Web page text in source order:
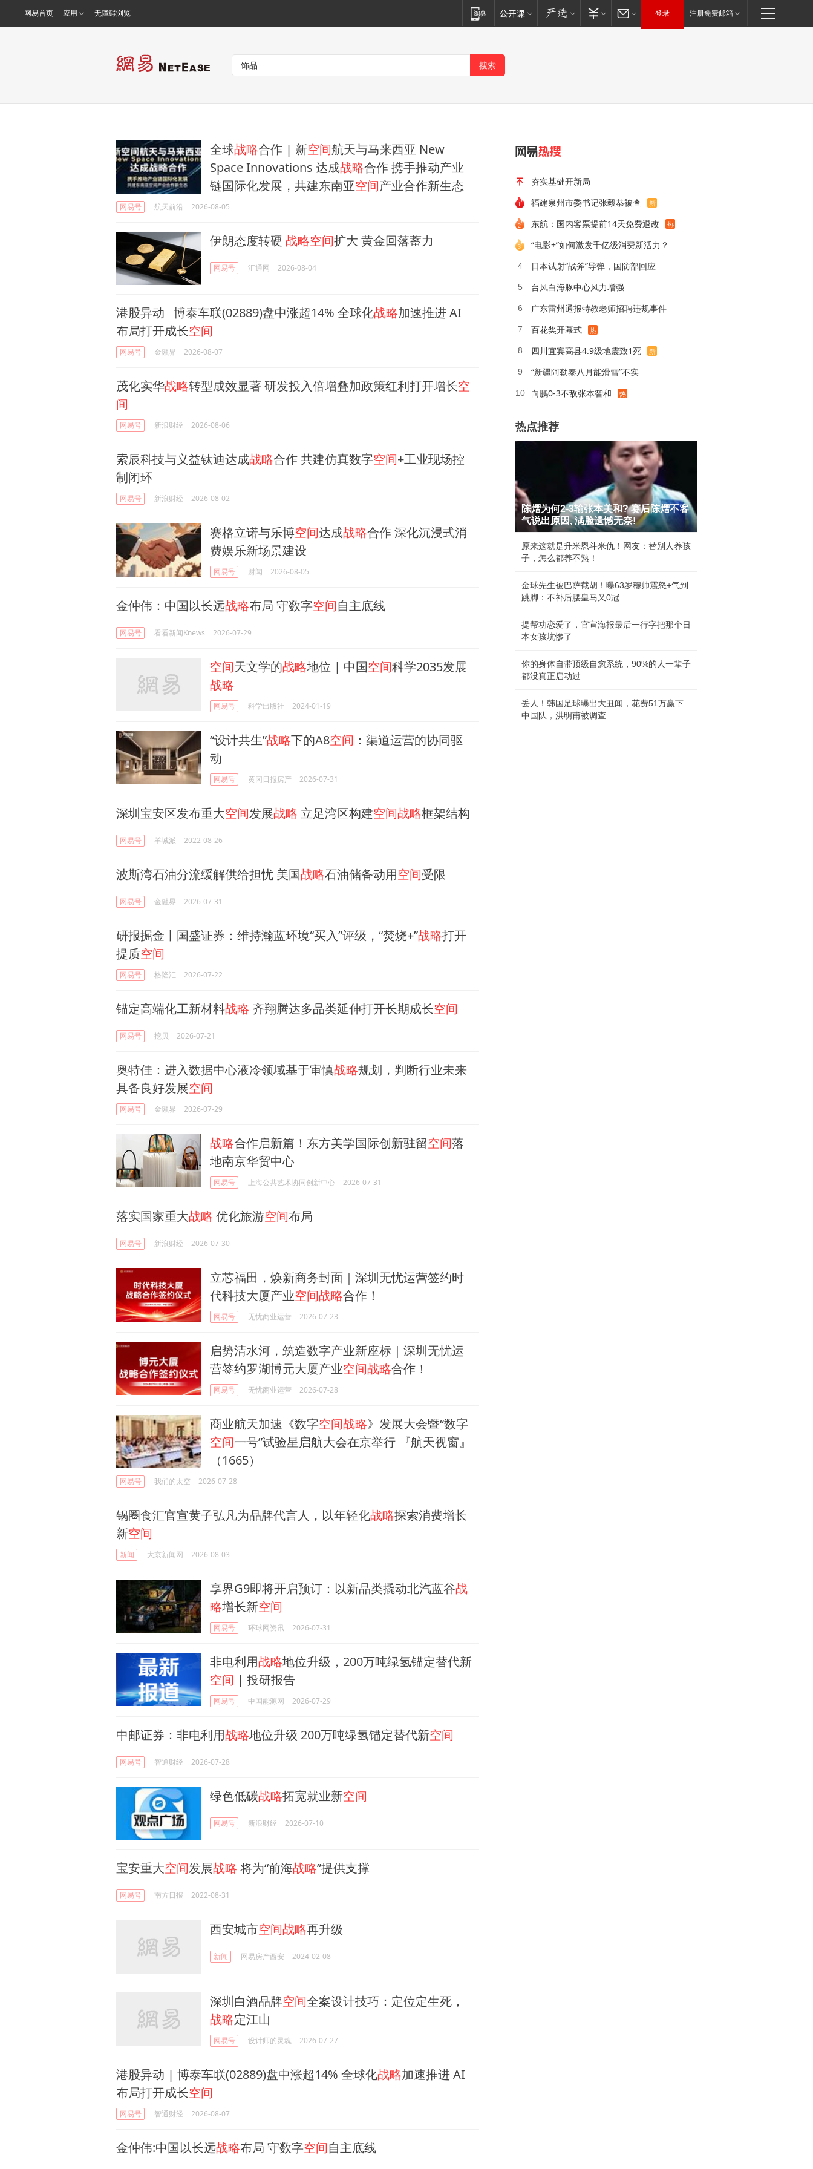
网易首页 应用 无障碍浏览 登录 注册免费邮箱
全球战略合作 | 新空间航天与马来西亚 New
Space Innovations 达成战略合作 携手推动产业
链国际化发展，共建东南亚空间产业合作新生态
网易号 航天前沿 2026-08-05
伊朗态度转硬 战略空间扩大 黄金回落蓄力
网易号 汇通网 2026-08-04
港股异动 博泰车联(02889)盘中涨超14% 全球化战略加速推进 AI
布局打开成长空间
网易号 金融界 2026-08-07
茂化实华战略转型成效显著 研发投入倍增叠加政策红利打开增长空
间
网易号 新浪财经 2026-08-06
索辰科技与义益钛迪达成战略合作 共建仿真数字空间+工业现场控
制闭环
网易号 新浪财经 2026-08-02
赛格立诺与乐博空间达成战略合作 深化沉浸式消
费娱乐新场景建设
网易号 财闻 2026-08-05
金仲伟：中国以长远战略布局 守数字空间自主底线
网易号 看看新闻Knews 2026-07-29
空间天文学的战略地位 | 中国空间科学2035发展
战略
网易号 科学出版社 2024-01-19
“设计共生”战略下的A8空间 ：渠道运营的协同驱
动
网易号 黄冈日报房产 2026-07-31
深圳宝安区发布重大空间发展战略 立足湾区构建空间战略框架结构
网易号 羊城派 2022-08-26
波斯湾石油分流缓解供给担忧 美国战略石油储备动用空间受限
网易号 金融界 2026-07-31
研报掘金丨国盛证券：维持瀚蓝环境“买入”评级，“焚烧+”战略打开
提质空间
网易号 格隆汇 2026-07-22
锚定高端化工新材料战略 齐翔腾达多品类延伸打开长期成长空间
网易号 挖贝 2026-07-21
奥特佳：进入数据中心液冷领域基于审慎战略规划，判断行业未来
具备良好发展空间
网易号 金融界 2026-07-29
战略合作启新篇！东方美学国际创新驻留空间落
地南京华贸中心
网易号 上海公共艺术协同创新中心 2026-07-31
落实国家重大战略 优化旅游空间布局
网易号 新浪财经 2026-07-30
立芯福田，焕新商务封面｜深圳无忧运营签约时
代科技大厦产业空间战略合作！
网易号 无忧商业运营 2026-07-23
启势清水河，筑造数字产业新座标｜深圳无忧运
营签约罗湖博元大厦产业空间战略合作！
网易号 无忧商业运营 2026-07-28
商业航天加速《数字空间战略》发展大会暨“数字
空间一号”试验星启航大会在京举行 『航天视窗』
（1665）
网易号 我们的太空 2026-07-28
锅圈食汇官宣黄子弘凡为品牌代言人，以年轻化战略探索消费增长
新空间
新闻 大京新闻网 2026-08-03
享界G9即将开启预订：以新品类撬动北汽蓝谷战
略增长新空间
网易号 环球网资讯 2026-07-31
非电利用战略地位升级，200万吨绿氢锚定替代新
空间 | 投研报告
网易号 中国能源网 2026-07-29
中邮证券：非电利用战略地位升级 200万吨绿氢锚定替代新空间
网易号 智通财经 2026-07-28
绿色低碳战略拓宽就业新空间
网易号 新浪财经 2026-07-10
宝安重大空间发展战略 将为“前海战略”提供支撑
网易号 南方日报 2022-08-31
西安城市空间战略再升级
新闻 网易房产西安 2024-02-08
深圳白酒品牌空间全案设计技巧：定位定生死，
战略定江山
网易号 设计师的灵魂 2026-07-27
港股异动 | 博泰车联(02889)盘中涨超14% 全球化战略加速推进 AI
布局打开成长空间
网易号 智通财经 2026-08-07
金仲伟:中国以长远战略布局 守数字空间自主底线
夯实基础开新局
1
福建泉州市委书记张毅恭被查 新
2
东航：国内客票提前14天免费退改 热
“电影+”如何激发千亿级消费新活力？
4 日本试射“战斧”导弹，国防部回应
5 台风白海豚中心风力增强
6 广东雷州通报特教老师招聘违规事件
7 百花奖开幕式 热
8 四川宜宾高县4.9级地震致1死 新
9 “新疆阿勒泰八月能滑雪”不实
10 向鹏0-3不敌张本智和 热
热点推荐
陈熠为何2-3输张本美和? 赛后陈熠不客
气说出原因, 满脸遗憾无奈!
原来这就是升米恩斗米仇！网友：替别人养孩
子，怎么都养不熟！
金球先生被巴萨截胡！曝63岁穆帅震怒+气到
跳脚：不补后腰皇马又0冠
提帮功恋爱了，官宣海报最后一行字把那个日
本女孩坑惨了
你的身体自带顶级自愈系统，90%的人一辈子
都没真正启动过
丢人！韩国足球曝出大丑闻，花费51万赢下
中国队，洪明甫被调查